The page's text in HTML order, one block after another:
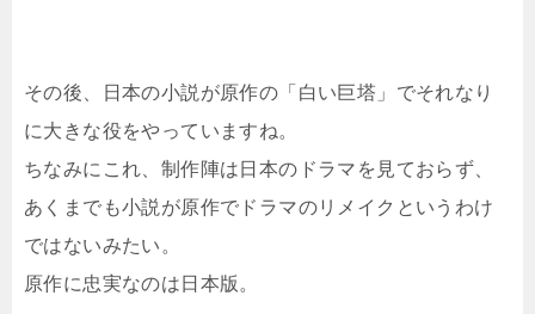
その後、日本の小説が原作の「白い巨塔」でそれなり
に大きな役をやっていますね。
ちなみにこれ、制作陣は日本のドラマを見ておらず、
あくまでも小説が原作でドラマのリメイクというわけ
ではないみたい。
原作に忠実なのは日本版。